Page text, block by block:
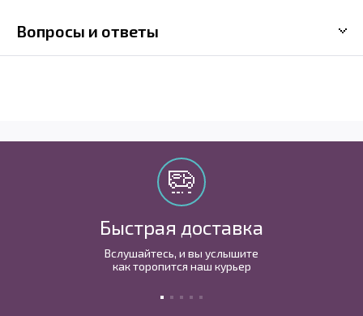
Вопросы и ответы
Быстрая доставка
Вслушайтесь, и вы услышите
как торопится наш курьер